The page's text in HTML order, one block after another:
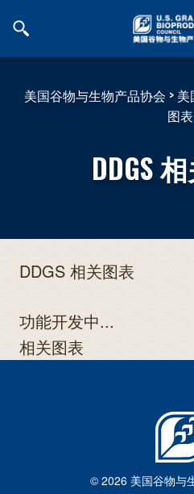
美国谷物与生物产品协会 > 美
图表
DDGS
DDGS 相关图表
功能开发中...
相关图表
© 2026 美国谷物